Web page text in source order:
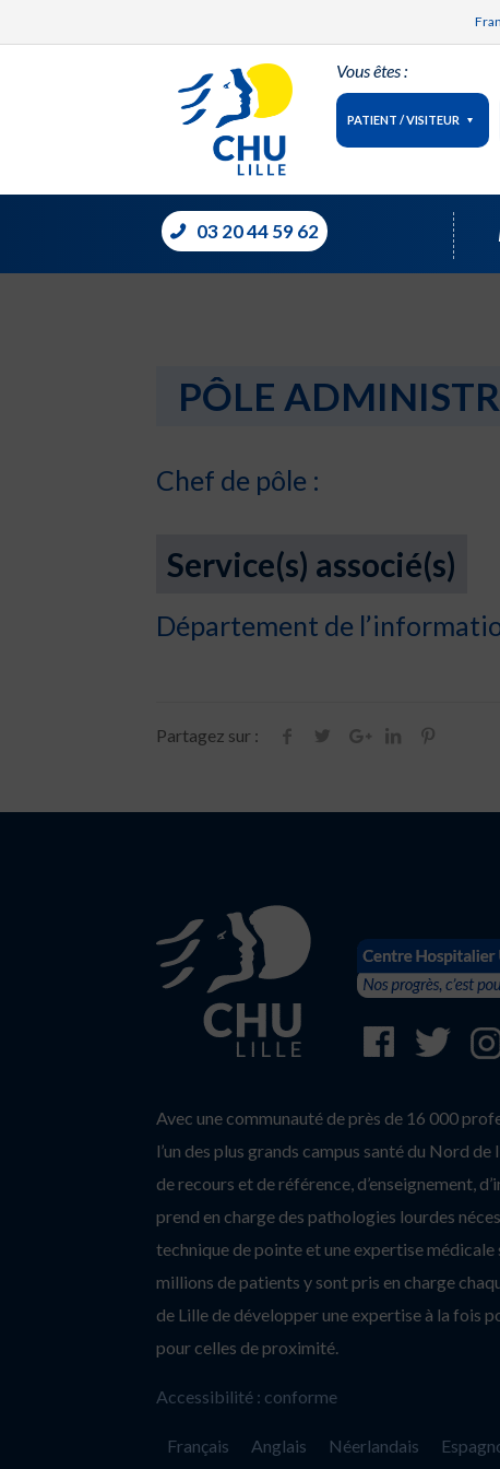
Vous êtes :
PATIENT / VISITEUR
03 20 44 59 62
PÔLE
Chef de pôle :
Service(s) associé(s)
Département de
Partagez sur :
Avec une communauté de près de 16 000
l’un des plus grands campus santé du Nord
de recours et de référence, d’enseignement,
prend en charge des pathologies lourdes
technique de pointe et une expertise médicale
millions de patients y sont pris en charge
de Lille de développer une expertise à la fois
pour celles de proximité.
Accessibilité : conforme
Français Anglais Néerlandais